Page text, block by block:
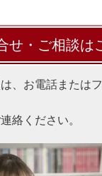
せ・ご相談は
、お電話または
絡ください。